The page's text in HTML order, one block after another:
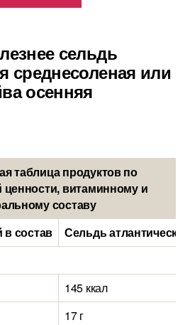
сельдь
среднесоленая или
осенняя
таблица продуктов по
ценности, витаминному и
составу
состав
Сельдь
145 ккал
17 г